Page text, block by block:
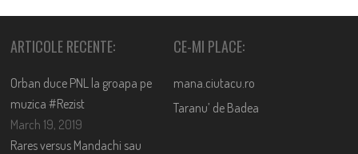
ARTICOLE RECENTE:
Orban duce PNL la groapa pe
muzica #Rezist
March 19, 2019
Rares versus Mandachi sau
CE-MI PLACE:
mana.ciutacu.ro
Taranu’ de Badea